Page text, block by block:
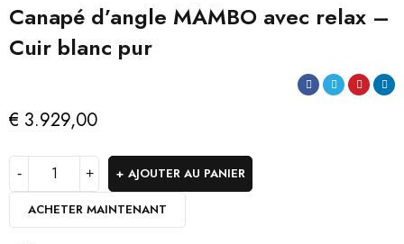
Canapé d’angle MAMBO avec relax –
Cuir blanc pur
€ 3.929,00
AJOUTER AU PANIER
ACHETER MAINTENANT